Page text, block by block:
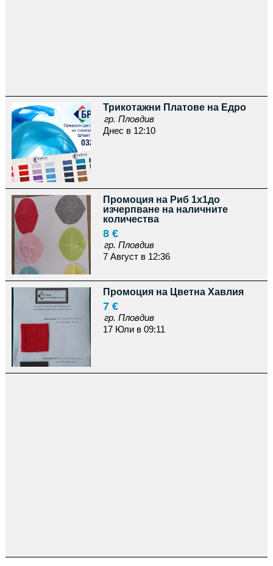
Трикотажни Платове на Едро
гр. Пловдив
Днес в 12:10
Промоция на Риб 1х1до
изчерпване на наличните
количества
8 €
гр. Пловдив
7 Август в 12:36
Промоция на Цветна Хавлия
7 €
гр. Пловдив
17 Юли в 09:11